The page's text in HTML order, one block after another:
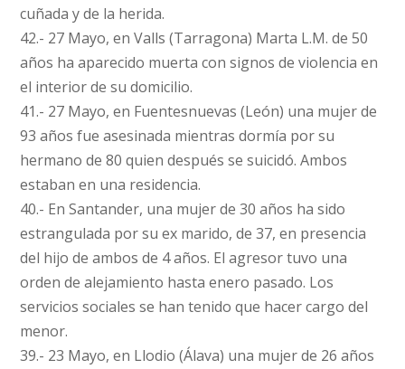
cuñada y de la herida.
42.- 27 Mayo, en Valls (Tarragona) Marta L.M. de 50
años ha aparecido muerta con signos de violencia en
el interior de su domicilio.
41.- 27 Mayo, en Fuentesnuevas (León) una mujer de
93 años fue asesinada mientras dormía por su
hermano de 80 quien después se suicidó. Ambos
estaban en una residencia.
40.- En Santander, una mujer de 30 años ha sido
estrangulada por su ex marido, de 37, en presencia
del hijo de ambos de 4 años. El agresor tuvo una
orden de alejamiento hasta enero pasado. Los
servicios sociales se han tenido que hacer cargo del
menor.
39.- 23 Mayo, en Llodio (Álava) una mujer de 26 años